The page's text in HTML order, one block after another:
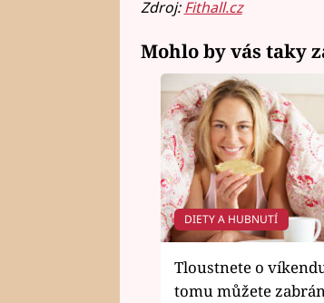
Zdroj:Fithall.cz
Mohlo by vás taky
DIETY A HUBNUTÍ
Tloustnete o
tomu můžete